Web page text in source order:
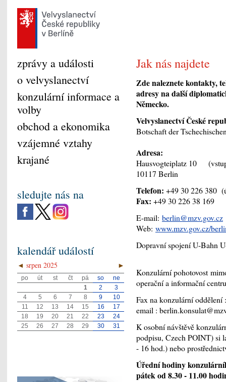
Jak nás najdete
Zde naleznete kontakty,
adresy na další
Německo.
Velvyslanectví České
Botschaft der
Adresa:
Hausvogteiplatz 10 (vstup
10117 Berlin
Telefon: +49 30 226 380
Fax: +49 30 226 38 169
E-mail: berlin@mzv.gov.cz
Web: www.mzv.gov.cz/
Dopravní spojení U-Bahn
Konzulární pohotovost
operační a informační
Fax na konzulární
email :
K osobní návštěvě
podpisu, Czech POINT) si
- 16 hod.) nebo
Úřední hodiny
pátek od 8.30 - 11.00
zprávy a události
o velvyslanectví
konzulární informace a
volby
obchod a ekonomika
vzájemné vztahy
krajané
sledujte nás na
kalendář událostí
◄ ►
srpen 2025
po út st čt pá so
ne
1
2
3
4
5 6 7 8 9
10
11
12 13 14 15 16
17
18
19 20 21 22 23
24
25
26 27 28 29 30 31